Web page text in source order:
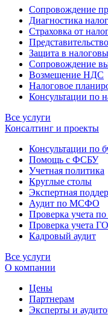
Сопровождение
Диагностика
Страховка от
Защита в
Сопровождение
Возмещение НДС
Налоговое
Консультации по
Все услуги
Консалтинг и проекты
Консультации по
Помощь с ФСБУ
Учетная политика
Круглые столы
Экспертная
Аудит по МСФО
Проверка учета по
Проверка учета
Кадровый аудит
Все услуги
О компании
Цены
Партнерам
Эксперты и